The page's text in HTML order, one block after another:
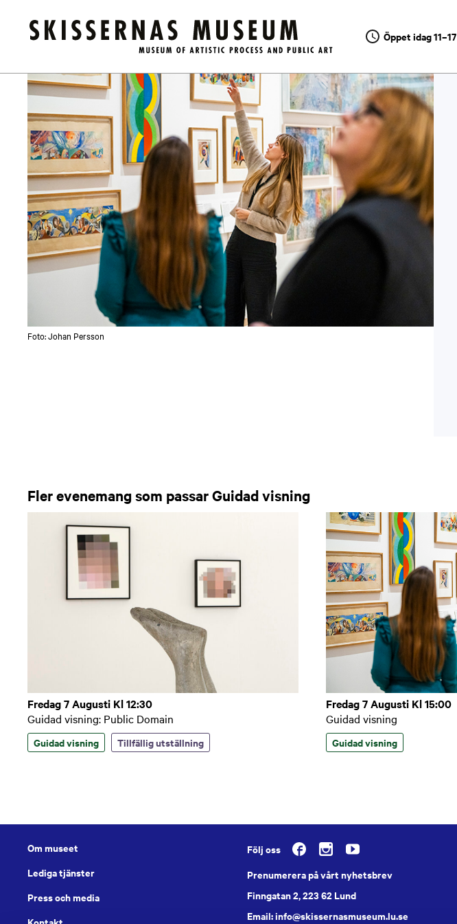
Öppet idag 11–17
Kalender / Guidad visning
Foto: Johan Persson
Fler evenemang som passar Guidad visning
Fredag 7 Augusti Kl 12:30
Guidad visning: Public Domain
Guidad visning Tillfällig utställning
Fredag 7 Augusti Kl 15:00
Guidad visning
Guidad visning
Om museet
Lediga tjänster
Press och media
Följ oss
Prenumerera på vårt nyhetsbrev
Finngatan 2, 223 62 Lund
Email: info@skissernasmuseum.lu.se